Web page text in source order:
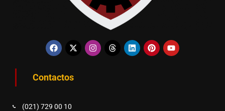
Contactos
(021) 729 00 10